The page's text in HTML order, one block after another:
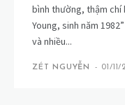
bình thường, thậm chí
Young, sinh năm
và nhiều...
ZÉT NGUYỄN - 01/11/